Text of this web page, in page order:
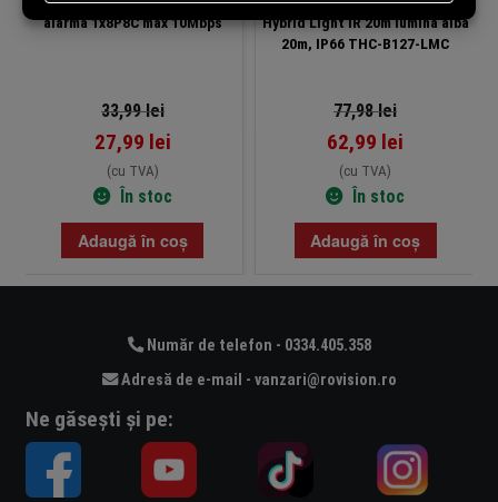
alarma 1x8P8C max 10Mbps
33,99lei
27,99 lei
(cu TVA)
În stoc
Adaugă în coș
Hybrid Light IR 20m lumina alba
20m, IP66 THC-B127-LMC
77,98lei
62,99 lei
(cu TVA)
În stoc
Adaugă în coș
Număr de telefon - 0334.405.358
Adresă de e-mail - vanzari@rovision.ro
Ne găsești și pe: